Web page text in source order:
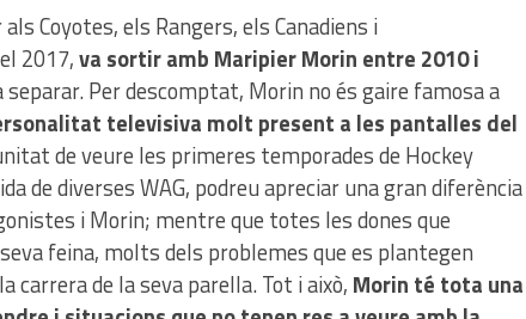
Coyotes, els Rangers, els Canadiens i
2017,va sortir amb Maripier Morin entre 2010 i
separar. Per descomptat, Morin no és gaire famosa a
televisiva molt present a les pantalles del
de veure les primeres temporades de Hockey
de diverses WAG, podreu apreciar una gran diferència
i Morin; mentre que totes les dones que
feina, molts dels problemes que es plantegen
carrera de la seva parella. Tot i això, Morin té tota una